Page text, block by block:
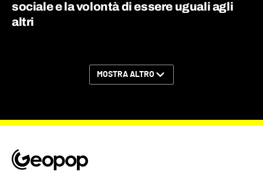
sociale e la volontà di essere uguali agli
altri
MOSTRA ALTRO